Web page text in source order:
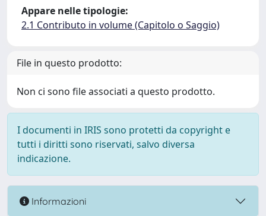
Appare nelle tipologie:
2.1 Contributo in volume (Capitolo o Saggio)
File in questo prodotto:
Non ci sono file associati a questo prodotto.
I documenti in IRIS sono protetti da copyright e
tutti i diritti sono riservati, salvo diversa
indicazione.
Informazioni